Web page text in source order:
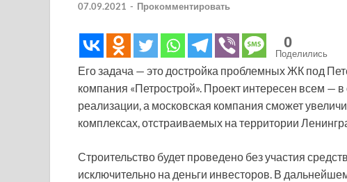
07.09.2021 - Прокомментировать
0
Поделились
Его задача — это достройка проблемных ЖК под
компания «Петрострой». Проект интересен всем —
реализации, а московская компания сможет
комплексах, отстраиваемых на территории
Строительство будет проведено без участия
исключительно на деньги инвесторов. В